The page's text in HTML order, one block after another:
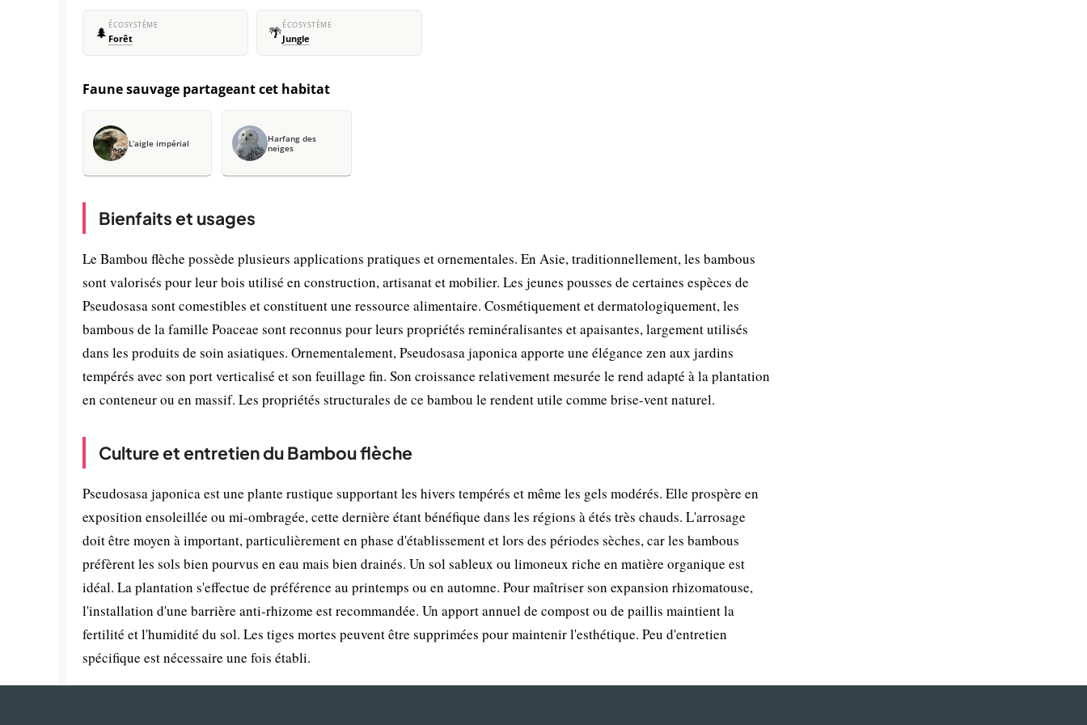
🌲 ÉCOSYSTÈME
Forêt 🌴ÉCOSYSTÈME
Jungle
Faune sauvage partageant cet habitat
L’aigle impérial
Harfang des
neiges
Bienfaits et usages
Le Bambou flèche possède plusieurs applications pratiques et ornementales. En Asie, traditionnellement, les bambous
sont valorisés pour leur bois utilisé en construction, artisanat et mobilier. Les jeunes pousses de certaines espèces de
Pseudosasa sont comestibles et constituent une ressource alimentaire. Cosmétiquement et dermatologiquement, les
bambous de la famille Poaceae sont reconnus pour leurs propriétés reminéralisantes et apaisantes, largement utilisés
dans les produits de soin asiatiques. Ornementalement, Pseudosasa japonica apporte une élégance zen aux jardins
tempérés avec son port verticalisé et son feuillage fin. Son croissance relativement mesurée le rend adapté à la plantation
en conteneur ou en massif. Les propriétés structurales de ce bambou le rendent utile comme brise-vent naturel.
Culture et entretien du Bambou flèche
Pseudosasa japonica est une plante rustique supportant les hivers tempérés et même les gels modérés. Elle prospère en
exposition ensoleillée ou mi-ombragée, cette dernière étant bénéfique dans les régions à étés très chauds. L'arrosage
doit être moyen à important, particulièrement en phase d'établissement et lors des périodes sèches, car les bambous
préfèrent les sols bien pourvus en eau mais bien drainés. Un sol sableux ou limoneux riche en matière organique est
idéal. La plantation s'effectue de préférence au printemps ou en automne. Pour maîtriser son expansion rhizomatouse,
l'installation d'une barrière anti-rhizome est recommandée. Un apport annuel de compost ou de paillis maintient la
fertilité et l'humidité du sol. Les tiges mortes peuvent être supprimées pour maintenir l'esthétique. Peu d'entretien
spécifique est nécessaire une fois établi.